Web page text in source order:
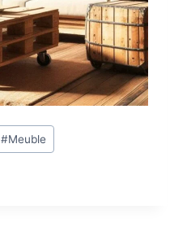
#Meuble